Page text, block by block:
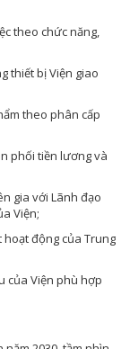
theo chức năng,
thiết bị Viện giao
theo phân cấp
phối tiền lương và
gia với Lãnh đạo
Viện;
hoạt động của Trung
của Viện phù hợp